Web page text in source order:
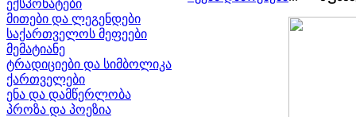
ექსპონატები
მითები და ლეგენდები
საქართველოს მეფეები
მემატიანე
ტრადიციები და სიმბოლიკა
ქართველები
ენა და დამწერლობა
პროზა და პოეზია